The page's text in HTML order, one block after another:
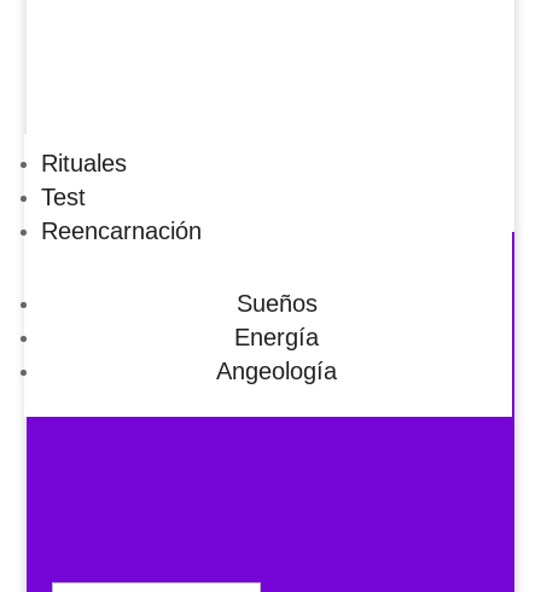
Rituales
Test
Reencarnación
Sueños
Energía
Angeología